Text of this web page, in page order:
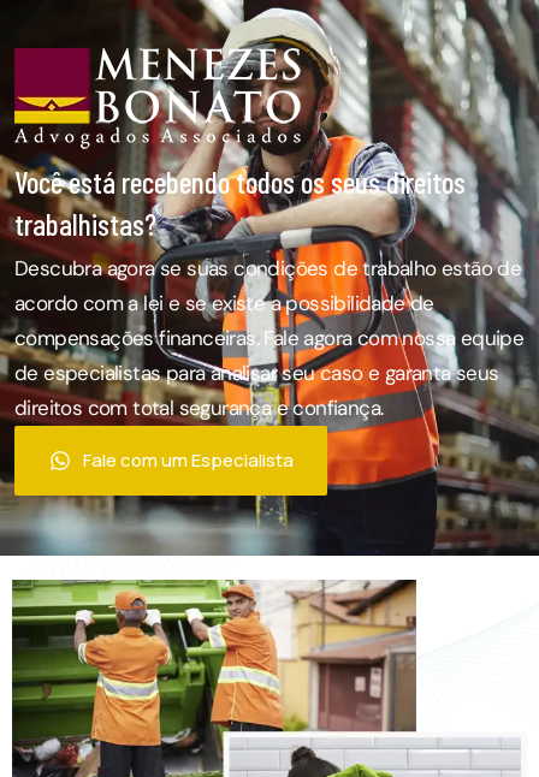
Você está recebendo todos os seus direitos
trabalhistas?
Descubra agora se suas condições de trabalho estão de
acordo com a lei e se existe a possibilidade de
compensações financeiras. Fale agora com nossa equipe
de especialistas para analisar seu caso e garanta seus
direitos com total segurança e confiança.
Fale com um Especialista